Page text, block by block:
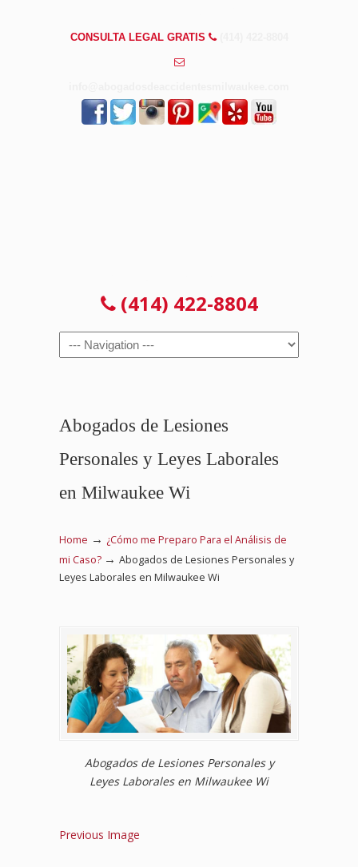
CONSULTA LEGAL GRATIS
(414) 422-8804
Navigation
Abogados de Lesiones
Personales y Leyes Laborales
en Milwaukee Wi
Home → ¿Cómo me Preparo Para el Análisis de
mi Caso? → Abogados de Lesiones Personales y
Leyes Laborales en Milwaukee Wi
Abogados de Lesiones Personales y
Leyes Laborales en Milwaukee Wi
Previous Image